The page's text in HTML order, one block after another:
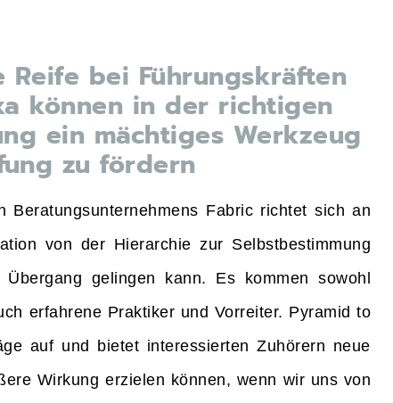
bei Führungskräften
können in der richtigen
ein mächtiges Werkzeug
zu fördern
Beratungsunternehmens Fabric richtet sich an
von der Hierarchie zur Selbstbestimmung
gelingen kann. Es kommen sowohl
erfahrene Praktiker und Vorreiter. Pyramid to
auf und bietet interessierten Zuhörern neue
Wirkung erzielen können, wenn wir uns von